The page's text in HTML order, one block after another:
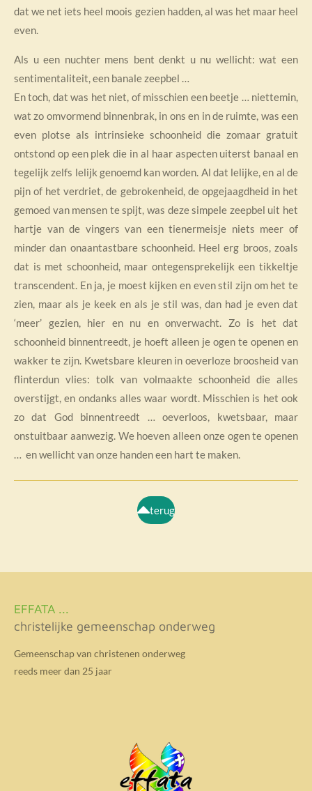
dat we net iets heel moois gezien hadden, al was het maar heel
even.
Als u een nuchter mens bent denkt u nu wellicht: wat een
sentimentaliteit, een banale zeepbel …
En toch, dat was het niet, of misschien een beetje … niettemin,
wat zo omvormend binnenbrak, in ons en in de ruimte, was een
even plotse als intrinsieke schoonheid die zomaar gratuit
ontstond op een plek die in al haar aspecten uiterst banaal en
tegelijk zelfs lelijk genoemd kan worden. Al dat lelijke, en al de
pijn of het verdriet, de gebrokenheid, de opgejaagdheid in het
gemoed van mensen te spijt, was deze simpele zeepbel uit het
hartje van de vingers van een tienermeisje niets meer of
minder dan onaantastbare schoonheid. Heel erg broos, zoals
dat is met schoonheid, maar ontegensprekelijk een tikkeltje
transcendent. En ja, je moest kijken en even stil zijn om het te
zien, maar als je keek en als je stil was, dan had je even dat
‘meer’ gezien, hier en nu en onverwacht. Zo is het dat
schoonheid binnentreedt, je hoeft alleen je ogen te openen en
wakker te zijn. Kwetsbare kleuren in oeverloze broosheid van
flinterdun vlies: tolk van volmaakte schoonheid die alles
overstijgt, en ondanks alles waar wordt. Misschien is het ook
zo dat God binnentreedt … oeverloos, kwetsbaar, maar
onstuitbaar aanwezig. We hoeven alleen onze ogen te openen
… en wellicht van onze handen een hart te maken.
terug
EFFATA ...
christelijke gemeenschap onderweg
Gemeenschap van christenen onderweg
reeds meer dan 25 jaar